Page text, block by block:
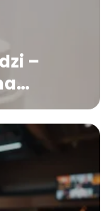
–